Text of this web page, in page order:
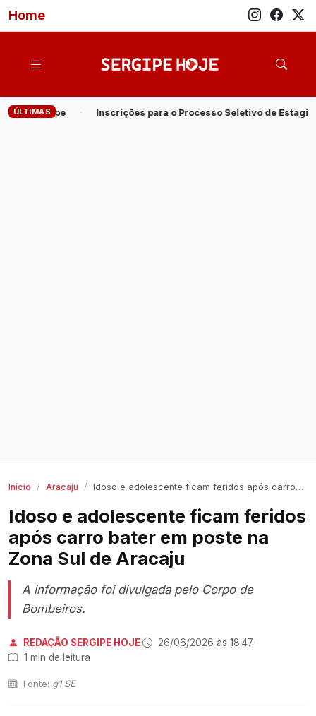
Home
ÚLTIMAS
para o Processo Seletivo de Estagiários de Nível Superior do
Início Aracaju Idoso e adolescente ficam feridos após carro bater em poste na Zona Sul de Aracaju
Idoso e adolescente ficam feridos
após carro bater em poste na
Zona Sul de Aracaju
A informação foi divulgada pelo Corpo de
Bombeiros.
REDAÇÃO SERGIPE HOJE· 26/06/2026 às 18:47·
1 min de leitura
Fonte: g1 SE